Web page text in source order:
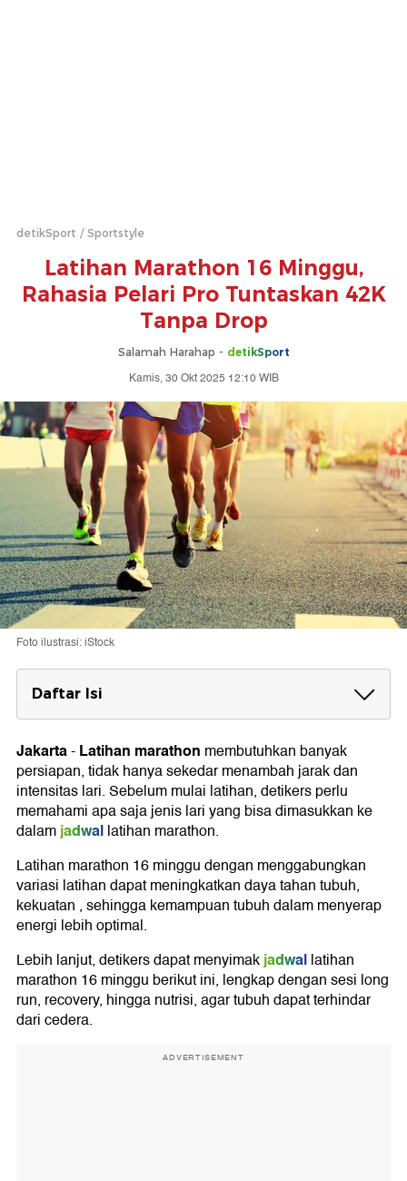
detikSport Sportstyle
Latihan Marathon 16 Minggu,
Rahasia Pelari Pro Tuntaskan 42K
Tanpa Drop
Salamah Harahap - detikSport
Kamis, 30 Okt 2025 12:10 WIB
Foto ilustrasi: iStock
Daftar Isi
Jadwal Latihan Marathon 16 Minggu
Senin : Istirahat total
Selasa: Interval Training Strength
Rabu: Recovery Run
Kamis: Tempo Run atau Fartlek
Jumat: Easy Run atau Core Workout
Sabtu: Medium Long Run
Jakarta-Latihan marathon membutuhkan banyak
persiapan, tidak hanya sekedar menambah jarak dan
intensitas lari. Sebelum mulai latihan, detikers perlu
memahami apa saja jenis lari yang bisa dimasukkan ke
dalamjadwallatihan marathon.
Latihan marathon 16 minggu dengan menggabungkan
variasi latihan dapat meningkatkan daya tahan tubuh,
kekuatan , sehingga kemampuan tubuh dalam menyerap
energi lebih optimal.
Lebih lanjut, detikers dapat menyimakjadwallatihan
marathon 16 minggu berikut ini, lengkap dengan sesi long
run, recovery, hingga nutrisi, agar tubuh dapat terhindar
dari cedera.
ADVERTISEMENT